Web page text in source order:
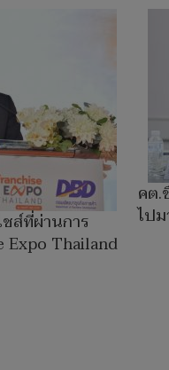
ส์ที่ผ่านการ
Expo Thailand
คต.
ไป